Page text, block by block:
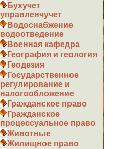
Бухучет
управленчучет
Водоснабжение
водоотведение
Военная кафедра
География и геология
Геодезия
Государственное
регулирование и
налогообложение
Гражданское право
Гражданское
процессуальное право
Животные
Жилищное право